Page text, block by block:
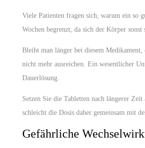
Viele Patienten fragen sich, warum ein so
Wochen begrenzt, da sich der Körper
Bleibt man länger bei diesem
nicht mehr ausreichen. Ein wesentlicher
Dauerlösung.
Setzen Sie die Tabletten nach längerer
schleicht die Dosis daher gemeinsam mit
Gefährliche